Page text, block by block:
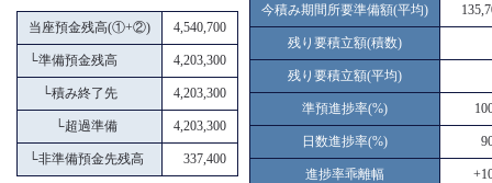
当座預金残高(①+②) 4,540,700
└準備預金残高 4,203,300
└積み終了先 4,203,300
└超過準備 4,203,300
└非準備預金先残高 337,400
今積み期間所要準備額(平均)
残り要積立額(積数)
残り要積立額(平均)
準預進捗率(%)
日数進捗率(%)
進捗率乖離幅